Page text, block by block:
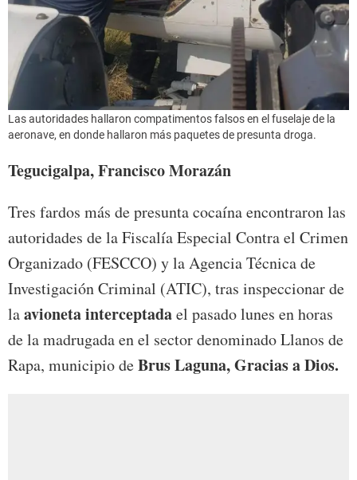
Las autoridades hallaron compatimentos falsos en el fuselaje de la
aeronave, en donde hallaron más paquetes de presunta droga.
Tegucigalpa, Francisco Morazán
Tres fardos más de presunta cocaína encontraron las
autoridades de la Fiscalía Especial Contra el Crimen
Organizado (FESCCO) y la Agencia Técnica de
Investigación Criminal (ATIC), tras inspeccionar de
laavioneta interceptadael pasado lunes en horas
de la madrugada en el sector denominado Llanos de
Rapa, municipio deBrus Laguna, Gracias a Dios.